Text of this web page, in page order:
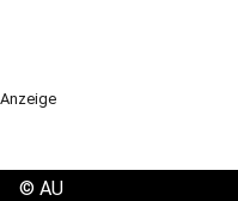
Anzeige
© AU